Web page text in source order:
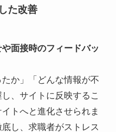
た改善
面接時のフィードバッ
たか」「どんな情報が不
、サイトに反映するこ
トへと進化させられま
し、求職者がストレス